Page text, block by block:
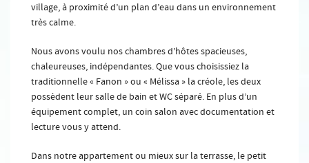
village, à proximité d’un plan d’eau dans un environnement
très calme.
Nous avons voulu nos chambres d’hôtes spacieuses,
chaleureuses, indépendantes. Que vous choisissiez la
traditionnelle « Fanon » ou « Mélissa » la créole, les deux
possèdent leur salle de bain et WC séparé. En plus d’un
équipement complet, un coin salon avec documentation et
lecture vous y attend.
Dans notre appartement ou mieux sur la terrasse, le petit